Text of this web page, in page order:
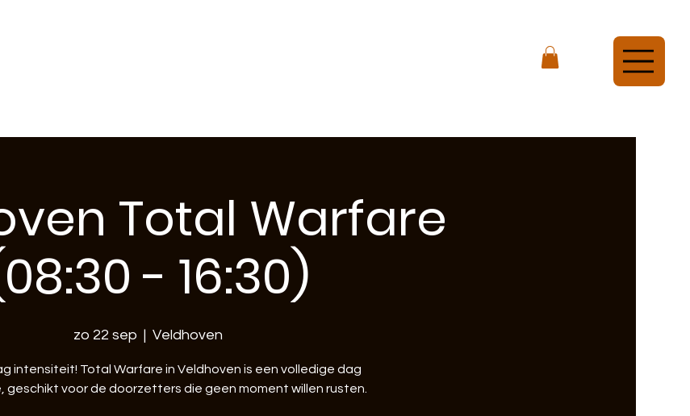
Total Warfare
- 16:30)
zo 22 sep
  |
Veldhoven
intensiteit! Total Warfare in Veldhoven is een volledige dag
geschikt voor de doorzetters die geen moment willen rusten.